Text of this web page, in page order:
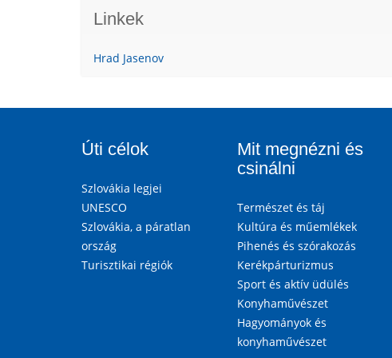
Linkek
Hrad Jasenov
Úti célok
Szlovákia legjei
UNESCO
Szlovákia, a páratlan
ország
Turisztikai régiók
Mit megnézni és
csinálni
Természet és táj
Kultúra és műemlékek
Pihenés és szórakozás
Kerékpárturizmus
Sport és aktív üdülés
Konyhaművészet
Hagyományok és
konyhaművészet